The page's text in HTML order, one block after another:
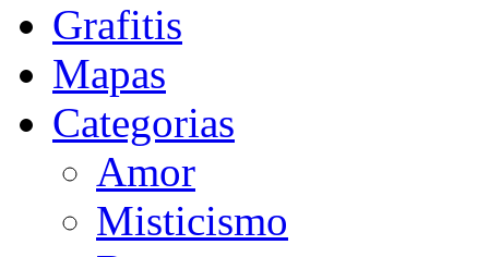
Grafitis
Mapas
Categorias
Amor
Misticismo